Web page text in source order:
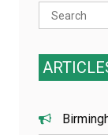
Search
for: